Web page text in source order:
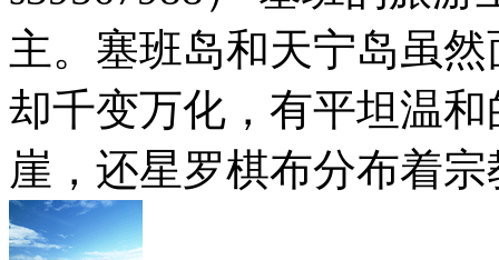
主。塞班岛和天宁岛虽
却千变万化，有平坦温
崖，还星罗棋布分布着